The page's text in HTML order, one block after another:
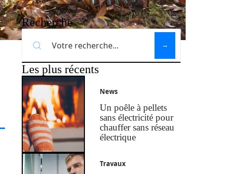
Recherche
Les plus récents
News
Un poêle à pellets
sans électricité pour
chauffer sans réseau
électrique
Travaux